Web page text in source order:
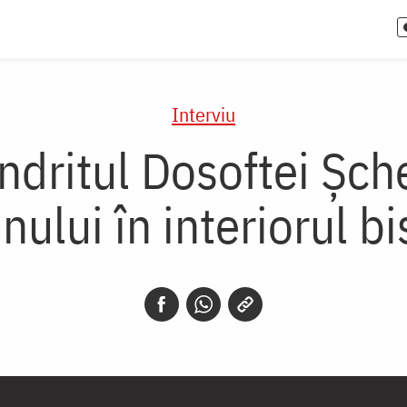
Interviu
Dosoftei
în interiorul